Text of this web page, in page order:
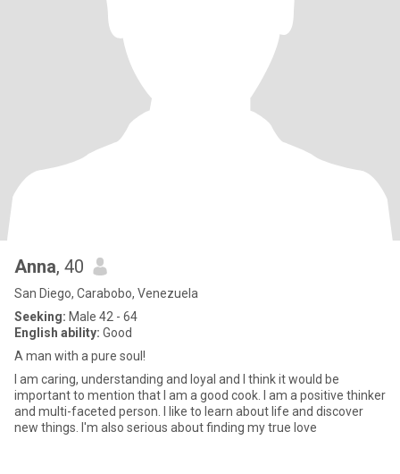
Anna, 40
San Diego, Carabobo, Venezuela
Seeking: Male 42 - 64
English ability: Good
A man with a pure soul!
I am caring, understanding and loyal and I think it would be
important to mention that I am a good cook. I am a positive thinker
and multi-faceted person. I like to learn about life and discover
new things. I'm also serious about finding my true love